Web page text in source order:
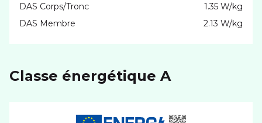
DAS Corps/Tronc
1.35 W/kg
DAS Membre
2.13 W/kg
Classe énergétique A